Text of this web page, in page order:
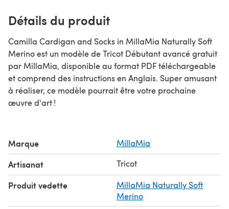
Détails du produit
Camilla Cardigan and Socks in MillaMia Naturally Soft
Merino est un modèle de Tricot Débutant avancé gratuit
par MillaMia, disponible au format PDF téléchargeable
et comprend des instructions en Anglais. Super amusant
à réaliser, ce modèle pourrait être votre prochaine
œuvre d'art !
Marque MillaMia
Artisanat Tricot
Produit vedette
MillaMia Naturally Soft
Merino